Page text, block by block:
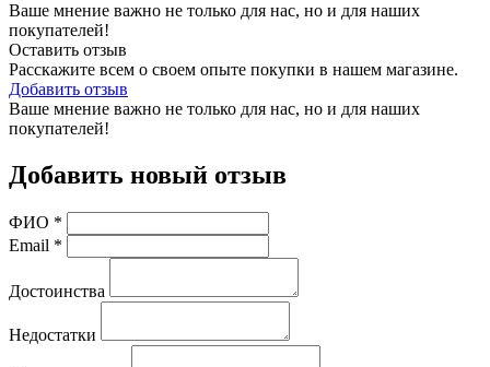
Ваше мнение важно не только для нас, но и для наших
покупателей!
Оставить отзыв
Расскажите всем о своем опыте покупки в нашем магазине.
Добавить отзыв
Ваше мнение важно не только для нас, но и для наших
покупателей!
Добавить новый отзыв
ФИО *
Email *
Достоинства
Недостатки